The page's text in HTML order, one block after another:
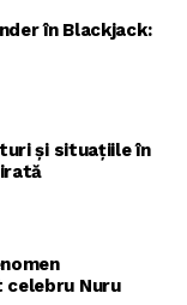
în Blackjack:
și situațiile în
celebru Nuru